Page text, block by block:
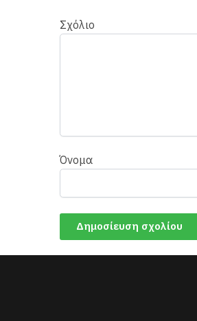
Σχόλιο
Όνομα